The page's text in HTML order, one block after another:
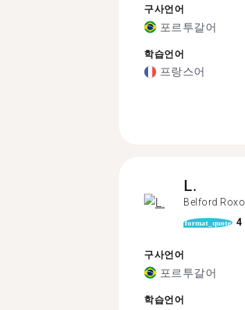
구사언어
포르투갈어
학습언어
프랑스어
L.
Belford Roxo
format_quote 4
구사언어
포르투갈어
학습언어